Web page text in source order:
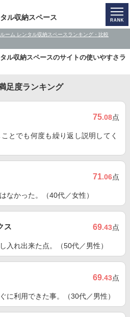
ル収納スペース
ーム レンタル収納スペースランキング・比較
ル収納スペースのサイトの使いやすさラ
足度ランキング
75.08点
とでも何度も繰り返し説明してく
71.06点
なかった。（40代／女性）
ス 69.43点
入れ出来た点。（50代／男性）
69.43点
に利用できた事。（30代／男性）